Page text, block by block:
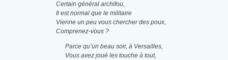
Certain général archifou,
Il est normal que le militaire
Vienne un peu vous chercher des poux,
Comprenez-vous ?
Parce qu’un beau soir, à Versailles,
Vous avez joué les touche à tout,